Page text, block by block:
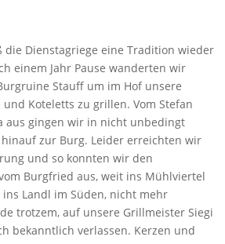
die Dienstagriege eine Tradition wieder
einem Jahr Pause wanderten wir
Stauff um im Hof unsere
Koteletts zu grillen. Vom Stefan
aus gingen wir in nicht unbedingt
zur Burg. Leider erreichten wir
und so konnten wir den
Burgfried aus, weit ins Mühlviertel
Landl im Süden, nicht mehr
trotzem, auf unsere Grillmeister Siegi
bekanntlich verlassen. Kerzen und